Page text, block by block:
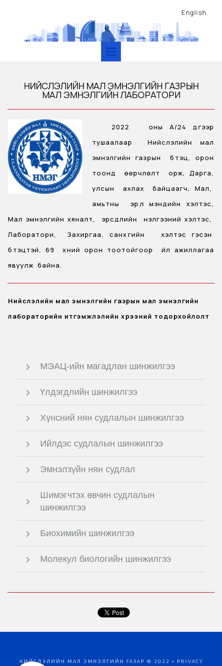
English
НИЙСЛЭЛИЙН МАЛ ЭМНЭЛГИЙН ГАЗРЫН
МАЛ ЭМНЭЛГИЙН ЛАБОРАТОРИ
2022 оны А/24 дүгээр
тушаалаар Нийслэлийн мал
эмнэлгийн газрын бүтэц, орон
тоонд өөрчлөлт орж, Дарга,
улсын ахлах байцаагч, Мал,
амьтны эрүүл мэндийн хэлтэс,
Мал эмнэлгийн хяналт, эрсдлийн үнэлгээний хэлтэс,
Лаборатори, Захиргаа, санхүүгийн хэлтэс гэсэн
бүтэцтэй, 69 хүний орон тоотойгоор үйл ажиллагаа
явуулж байна.
Нийслэлийн мал эмнэлгийн газрын мал эмнэлгийн
лабораторийн итгэмжлэлийн хүрээний тодорхойлолт
МЭАЦ-ийн магадлан шинжилгээ
Үлдэгдлийн шинжилгээ
Хүнсний нян судлалын шинжилгээ
Ийлдэс судлалын шинжилгээ
Эмнэлзүйн нян судлал
Шимэгчтэх өвчин судлалын
шинжилгээ
Биохимийн шинжилгээ
Молекул биологийн шинжилгээ
НИЙСЛЭЛИЙН МАЛ ЭМНЭЛГИЙН ГАЗАР © 2022 • PRIVACY